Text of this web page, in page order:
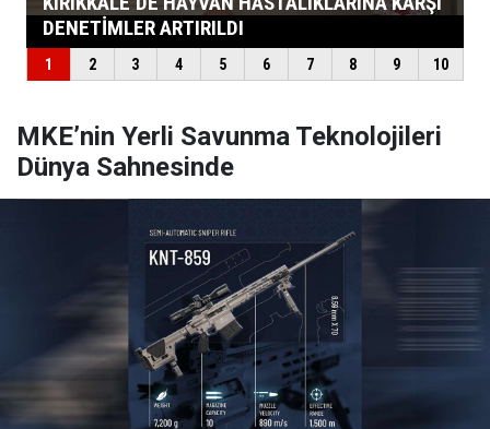
MKE’nin Yerli Savunma Teknolojileri
Dünya Sahnesinde